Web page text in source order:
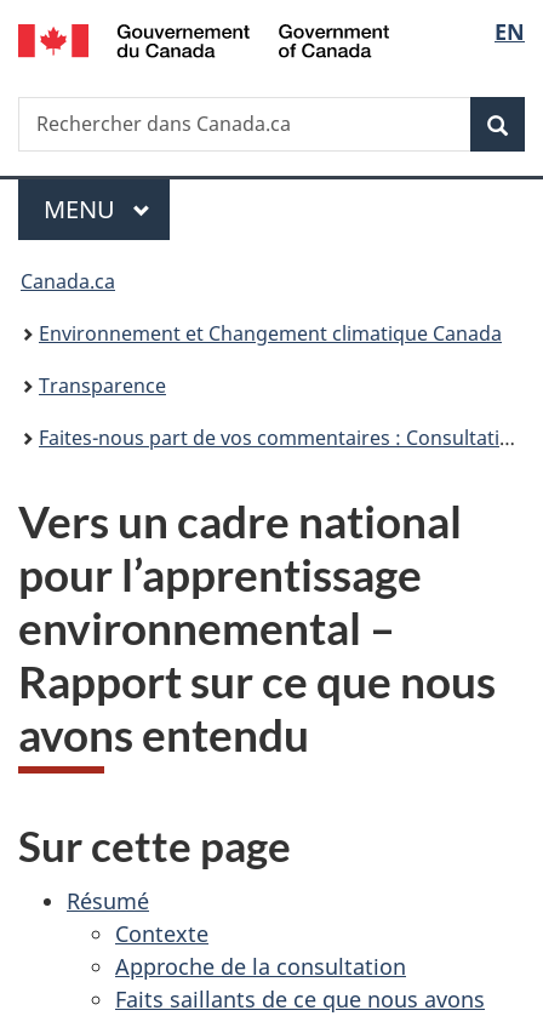
Passer
au
principal
Passer
à
Au
du
Passer
à
version
simplifiée
de
la
EN
Recherche
Rechercher
dans
Menu
MENU PRINCIPAL
Vous
êtes
ici :
Canada.ca
Environnement et Changement climatique Canada
Transparence
Faites-nous part de vos commentaires : Consultation sur un cadre national de sensibilisation à l’environnement
Vers un cadre national
pour l’apprentissage
environnemental –
Rapport sur ce que nous
avons entendu
Sur cette page
Résumé
Contexte
Approche de la consultation
Faits saillants de ce que nous avons